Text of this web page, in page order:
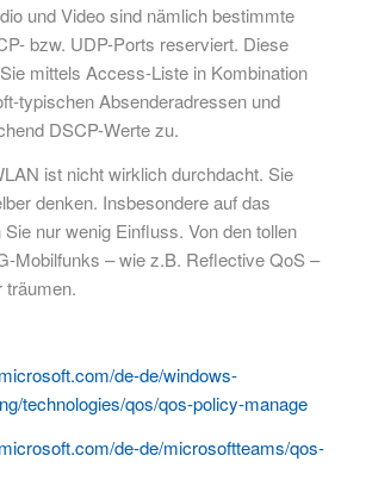
und Video sind nämlich bestimmte
bzw. UDP-Ports reserviert. Diese
mittels Access-Liste in Kombination
typischen Absenderadressen und
DSCP-Werte zu.
ist nicht wirklich durchdacht. Sie
denken. Insbesondere auf das
Sie nur wenig Einfluss. Von den tollen
Mobilfunks – wie z.B. Reflective QoS –
träumen.
de-de/windows-
technologies/qos/qos-policy-manage
de-de/microsoftteams/qos-